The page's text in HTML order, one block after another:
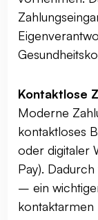
Kontaktlose
Moderne
kontaktloses
oder digitaler
Pay).
– ein
kontaktarmen